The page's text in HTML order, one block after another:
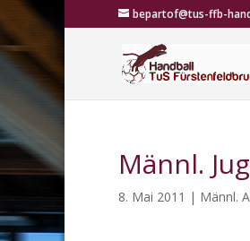
bepartof@tus-ffb-
Männl.
8. Mai 2011 | Männl.